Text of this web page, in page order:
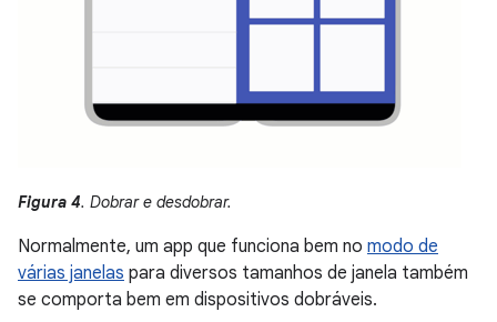
Figura 4. Dobrar e desdobrar.
Normalmente, um app que funciona bem no modo de
várias janelas para diversos tamanhos de janela também
se comporta bem em dispositivos dobráveis.